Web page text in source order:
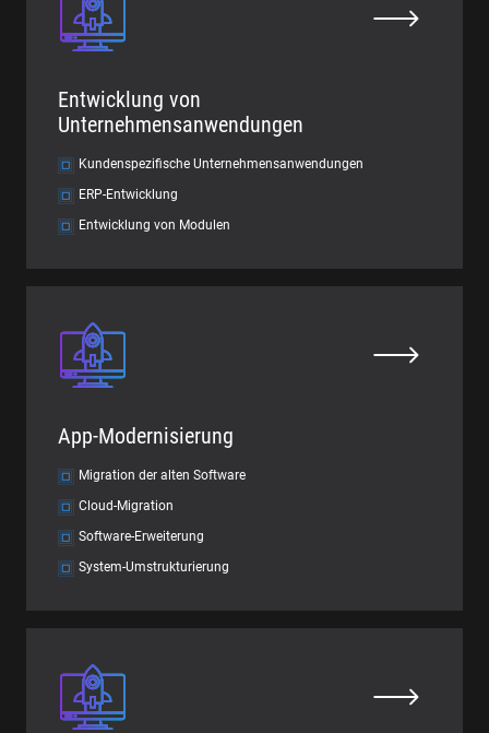
Entwicklung von
Unternehmensanwendungen
Kundenspezifische Unternehmensanwendungen
ERP-Entwicklung
Entwicklung von Modulen
App-Modernisierung
Migration der alten Software
Cloud-Migration
Software-Erweiterung
System-Umstrukturierung